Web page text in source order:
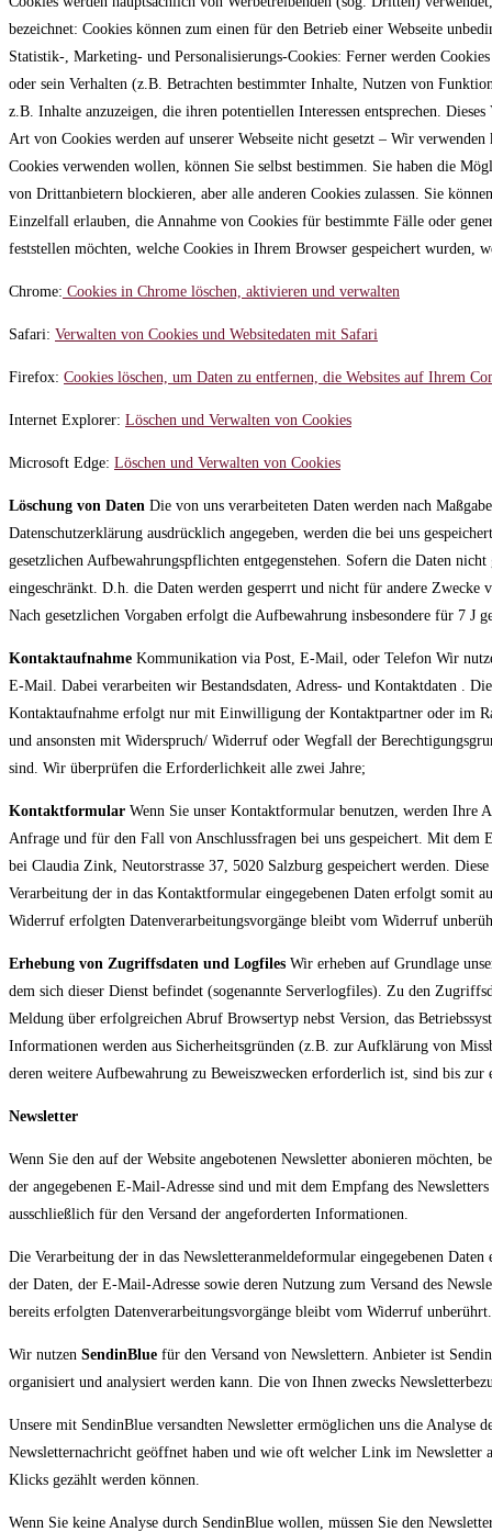
bezeichnet: Cookies können zum einen für den Betrieb einer Webseite
Statistik-, Marketing- und Personalisierungs-Cookies: Ferner werden
oder sein Verhalten (z.B. Betrachten bestimmter Inhalte, Nutzen von
z.B. Inhalte anzuzeigen, die ihren potentiellen Interessen entsprechen.
Art von Cookies werden auf unserer Webseite nicht gesetzt – Wir
Cookies verwenden wollen, können Sie selbst bestimmen. Sie haben die
von Drittanbietern blockieren, aber alle anderen Cookies zulassen. Sie
Einzelfall erlauben, die Annahme von Cookies für bestimmte Fälle oder
feststellen möchten, welche Cookies in Ihrem Browser gespeichert
Chrome: Cookies in Chrome löschen, aktivieren und verwalten
Safari: Verwalten von Cookies und Websitedaten mit Safari
Firefox: Cookies löschen, um Daten zu entfernen, die Websites auf Ihrem
Internet Explorer: Löschen und Verwalten von Cookies
Microsoft Edge: Löschen und Verwalten von Cookies
Löschung von Daten Die von uns verarbeiteten Daten werden nach
Datenschutzerklärung ausdrücklich angegeben, werden die bei uns
gesetzlichen Aufbewahrungspflichten entgegenstehen. Sofern die Daten
eingeschränkt. D.h. die Daten werden gesperrt und nicht für andere
Nach gesetzlichen Vorgaben erfolgt die Aufbewahrung insbesondere für 7 J
Kontaktaufnahme Kommunikation via Post, E-Mail, oder Telefon Wir
E-Mail. Dabei verarbeiten wir Bestandsdaten, Adress- und Kontaktdaten .
Kontaktaufnahme erfolgt nur mit Einwilligung der Kontaktpartner oder im
und ansonsten mit Widerspruch/ Widerruf oder Wegfall der
sind. Wir überprüfen die Erforderlichkeit alle zwei Jahre;
Kontaktformular Wenn Sie unser Kontaktformular benutzen, werden Ihre
Anfrage und für den Fall von Anschlussfragen bei uns gespeichert. Mit
bei Claudia Zink, Neutorstrasse 37, 5020 Salzburg gespeichert werden.
Verarbeitung der in das Kontaktformular eingegebenen Daten erfolgt
Widerruf erfolgten Datenverarbeitungsvorgänge bleibt vom Widerruf
Erhebung von Zugriffsdaten und Logfiles Wir erheben auf Grundlage
dem sich dieser Dienst befindet (sogenannte Serverlogfiles). Zu den
Meldung über erfolgreichen Abruf Browsertyp nebst Version, das
Informationen werden aus Sicherheitsgründen (z.B. zur Aufklärung von
deren weitere Aufbewahrung zu Beweiszwecken erforderlich ist, sind bis
Newsletter
Wenn Sie den auf der Website angebotenen Newsletter abonieren
der angegebenen E-Mail-Adresse sind und mit dem Empfang des
ausschließlich für den Versand der angeforderten Informationen.
Die Verarbeitung der in das Newsletteranmeldeformular eingegebenen
der Daten, der E-Mail-Adresse sowie deren Nutzung zum Versand des
bereits erfolgten Datenverarbeitungsvorgänge bleibt vom Widerruf unberührt.
Wir nutzen SendinBlue für den Versand von Newslettern. Anbieter ist
organisiert und analysiert werden kann. Die von Ihnen zwecks
Unsere mit SendinBlue versandten Newsletter ermöglichen uns die Analyse
Newsletternachricht geöffnet haben und wie oft welcher Link im
Klicks gezählt werden können.
Wenn Sie keine Analyse durch SendinBlue wollen, müssen Sie den